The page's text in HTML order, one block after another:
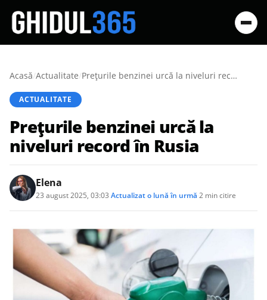
Acasă/Actualitate/ Preţurile benzinei urcă la niveluri record în Rusia
ACTUALITATE
Preţurile benzinei urcă la
niveluri record în Rusia
Elena
23 august 2025, 03:03 Actualizato lună în urmă 2 min citire